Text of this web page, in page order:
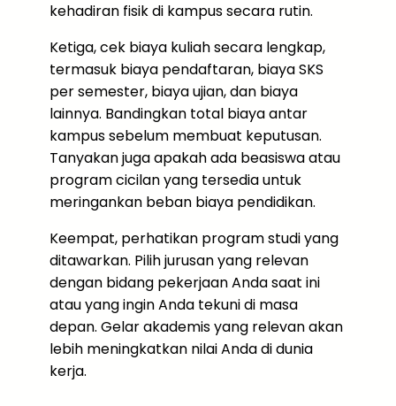
kehadiran fisik di kampus secara rutin.
Ketiga, cek biaya kuliah secara lengkap,
termasuk biaya pendaftaran, biaya SKS
per semester, biaya ujian, dan biaya
lainnya. Bandingkan total biaya antar
kampus sebelum membuat keputusan.
Tanyakan juga apakah ada beasiswa atau
program cicilan yang tersedia untuk
meringankan beban biaya pendidikan.
Keempat, perhatikan program studi yang
ditawarkan. Pilih jurusan yang relevan
dengan bidang pekerjaan Anda saat ini
atau yang ingin Anda tekuni di masa
depan. Gelar akademis yang relevan akan
lebih meningkatkan nilai Anda di dunia
kerja.